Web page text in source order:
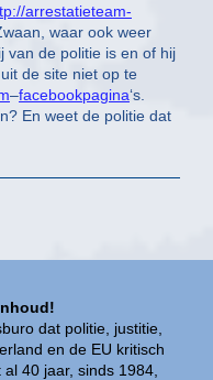
dat politie, justitie,
en de EU kritisch
40 jaar, sinds 1984,
arrestatieteam-
waar ook weer
van de politie is en of hij
de site niet op te
–facebookpagina‘s.
En weet de politie dat